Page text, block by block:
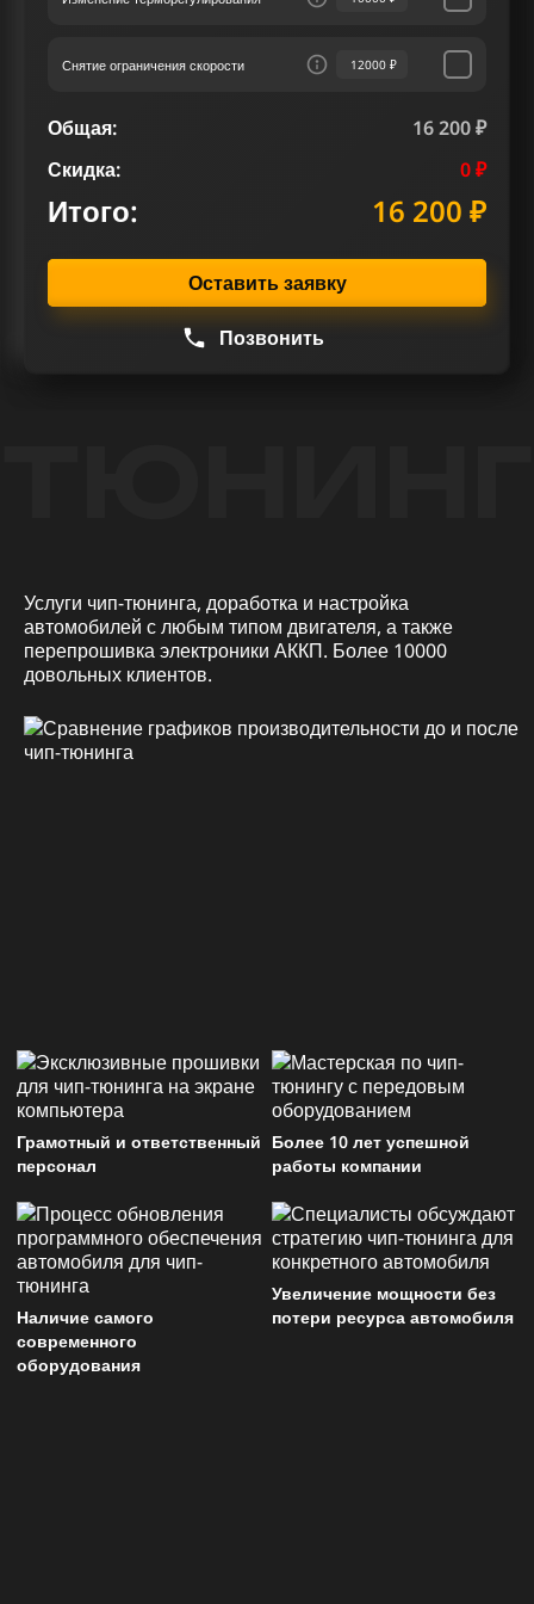
Снятие ограничения скорости 12000 ₽
Общая:
16 200 ₽
Скидка:
0 ₽
Итого: 16 200 ₽
Оставить заявку
Позвонить
Услуги чип-тюнинга, доработка и настройка
автомобилей с любым типом двигателя, а также
перепрошивка электроники АККП. Более 10000
довольных клиентов.
Грамотный и ответственный
персонал
Более 10 лет успешной
работы компании
Наличие самого
современного
оборудования
Увеличение мощности без
потери ресурса автомобиля